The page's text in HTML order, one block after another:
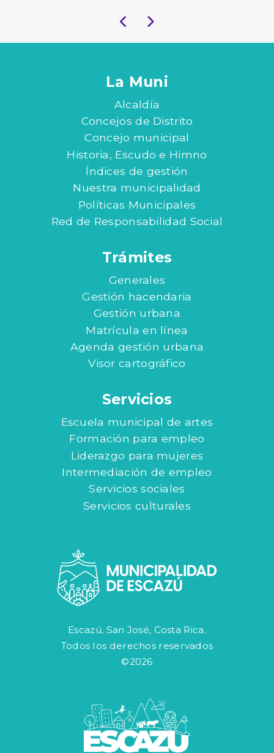
La Muni
Alcaldía
Concejos de Distrito
Concejo municipal
Historia, Escudo e Himno
Índices de gestión
Nuestra municipalidad
Políticas Municipales
Red de Responsabilidad Social
Trámites
Generales
Gestión hacendaria
Gestión urbana
Matrícula en línea
Agenda gestión urbana
Visor cartográfico
Servicios
Escuela municipal de artes
Formación para empleo
Liderazgo para mujeres
Intermediación de empleo
Servicios sociales
Servicios culturales
Escazú, San José, Costa Rica.
Todos los derechos reservados
©2026